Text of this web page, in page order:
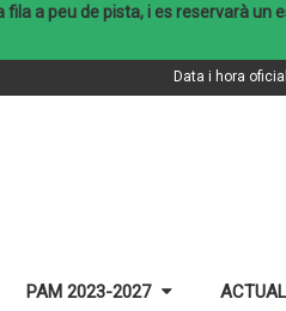
a peu de pista, i es reservarà un
Data i hora
PAM 2023-2027